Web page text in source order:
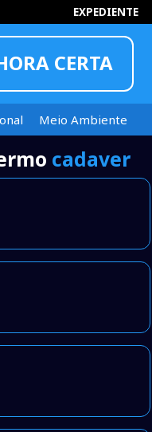
EXPEDIENTE
CERTA
INFORMOU
Meio Ambiente
cadaver